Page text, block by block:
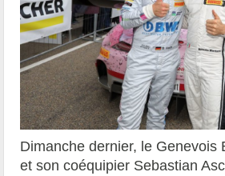
Dimanche dernier, le Genevois
et son coéquipier Sebastian